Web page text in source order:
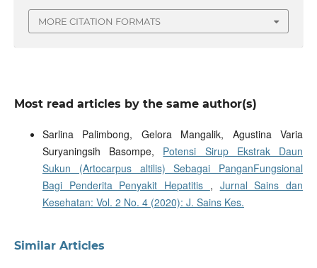
MORE CITATION FORMATS
Most read articles by the same author(s)
Sarlina Palimbong, Gelora Mangalik, Agustina Varia
Suryaningsih Basompe, Potensi Sirup Ekstrak Daun
Sukun (Artocarpus altilis) Sebagai PanganFungsional
Bagi Penderita Penyakit Hepatitis , Jurnal Sains dan
Kesehatan: Vol. 2 No. 4 (2020): J. Sains Kes.
Similar Articles